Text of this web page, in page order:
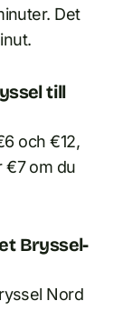
Det
till
och €12,
€7 om du
Bryssel-
Nord